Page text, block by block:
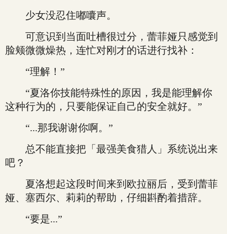
少女没忍住嘟囔声。
可意识到当面吐槽很过分，蕾菲娅只感觉到
脸颊微微燥热，连忙对刚才的话进行找补：
“理解！”
“夏洛你技能特殊性的原因，我是能理解你
这种行为的，只要能保证自己的安全就好。”
“...那我谢谢你啊。”
总不能直接把「最强美食猎人」系统说出来
吧？
夏洛想起这段时间来到欧拉丽后，受到蕾菲
娅、塞西尔、莉莉的帮助，仔细斟酌着措辞。
“要是...”